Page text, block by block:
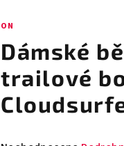
ON
Dámské
trailové